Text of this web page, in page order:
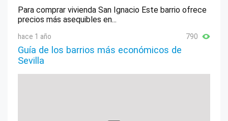
Para comprar vivienda San Ignacio Este barrio ofrece
precios más asequibles en...
hace 1 año 790
Guía de los barrios más económicos de
Sevilla